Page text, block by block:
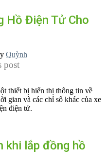
Hồ Điện Tử Cho
Quỳnh
post
thiết bị hiển thị thông tin về
gian và các chỉ số khác của xe
điện tử.
khi lắp đồng hồ